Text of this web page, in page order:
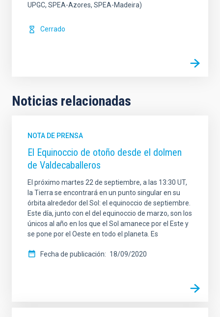
UPGC, SPEA-Azores, SPEA-Madeira)
Cerrado
Noticias relacionadas
NOTA DE PRENSA
El Equinoccio de otoño desde el dolmen
de Valdecaballeros
El próximo martes 22 de septiembre, a las 13:30 UT,
la Tierra se encontrará en un punto singular en su
órbita alrededor del Sol: el equinoccio de septiembre.
Este día, junto con el del equinoccio de marzo, son los
únicos al año en los que el Sol amanece por el Este y
se pone por el Oeste en todo el planeta. Es
Fecha de publicación 18/09/2020